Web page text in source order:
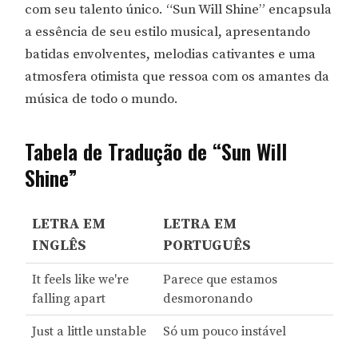
com seu talento único. “Sun Will Shine” encapsula
a essência de seu estilo musical, apresentando
batidas envolventes, melodias cativantes e uma
atmosfera otimista que ressoa com os amantes da
música de todo o mundo.
Tabela de Tradução de “Sun Will
Shine”
LETRA EM
INGLÊS
LETRA EM
PORTUGUÊS
It feels like we're
falling apart
Parece que estamos
desmoronando
Just a little unstable Só um pouco instável